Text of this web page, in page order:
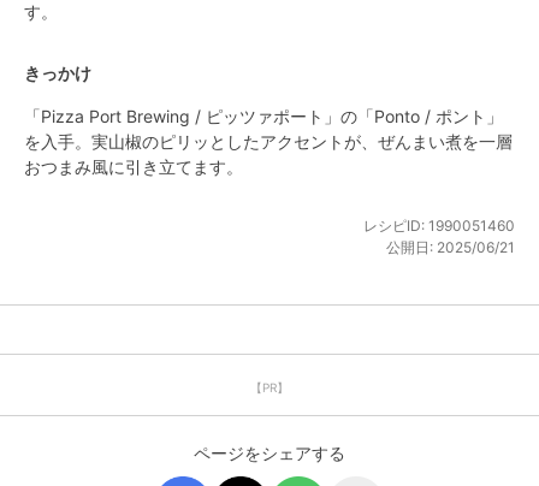
す。
きっかけ
「Pizza Port Brewing / ​​ピッツァポート」の「Ponto / ポント」
を入手。実山椒のピリッとしたアクセントが、ぜんまい煮を一層
おつまみ風に引き立てます。
レシピID: 1990051460
公開日: 2025/06/21
【PR】
ページをシェアする